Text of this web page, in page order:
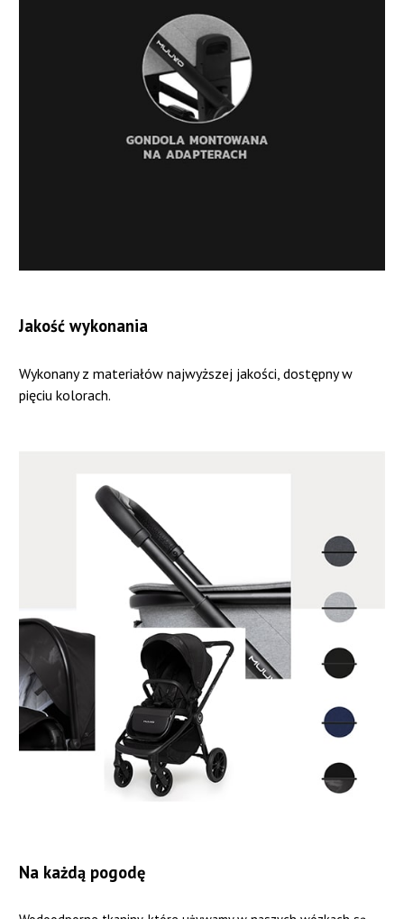
Jakość wykonania
Wykonany z materiałów najwyższej jakości, dostępny w
pięciu kolorach.
Na każdą pogodę